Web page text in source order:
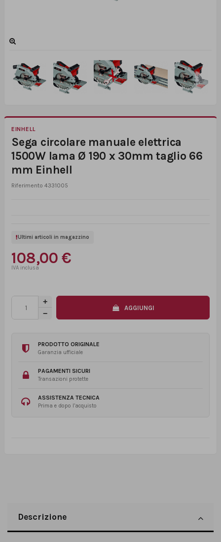
EINHELL
Sega circolare manuale elettrica
1500W lama Ø 190 x 30mm taglio 66
mm Einhell
Riferimento 4331005
Ultimi articoli in magazzino
108,00 €
AGGIUNGI
PRODOTTO ORIGINALE
Garanzia ufficiale
PAGAMENTI SICURI
Transazioni protette
ASSISTENZA TECNICA
Prima e dopo l’acquisto
Descrizione